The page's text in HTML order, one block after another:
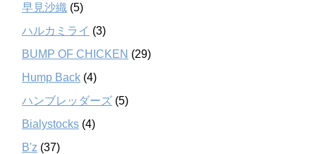
早見沙織 (5)
ハルカミライ (3)
BUMP OF CHICKEN (29)
Hump Back (4)
ハンブレッダーズ (5)
Bialystocks (4)
B'z (37)